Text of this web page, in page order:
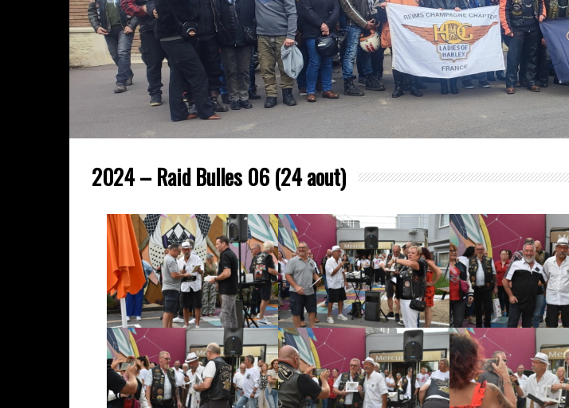
2024 – Raid Bulles 06 (24 aout)